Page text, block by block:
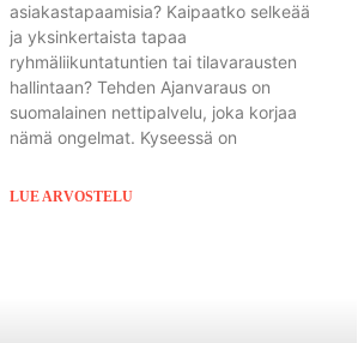
asiakastapaamisia? Kaipaatko selkeää
ja yksinkertaista tapaa
ryhmäliikuntatuntien tai tilavarausten
hallintaan? Tehden Ajanvaraus on
suomalainen nettipalvelu, joka korjaa
nämä ongelmat. Kyseessä on
LUE ARVOSTELU